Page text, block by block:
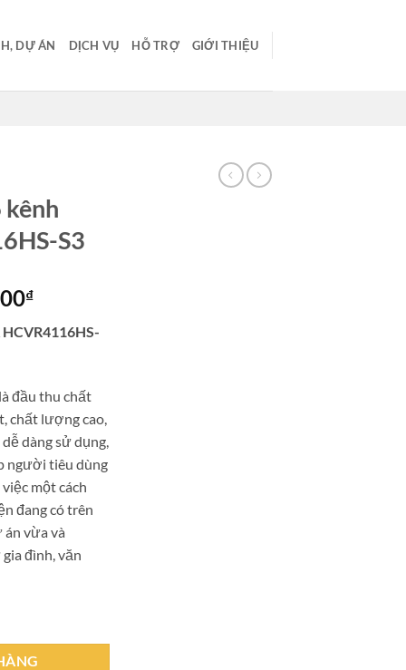
DỰ ÁN DỊCH VỤ HỖ TRỢ GIỚI THIỆU
S3
₫Giá
tại
4,592,000₫.
đầu thu chất
chất lượng cao,
dàng sử dụng,
người tiêu dùng
một cách
đang có trên
vừa và
đình, văn